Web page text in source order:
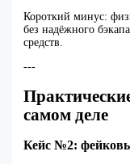
Короткий минус:
без надёжного
средств.
---
самом деле
Кейс №2: